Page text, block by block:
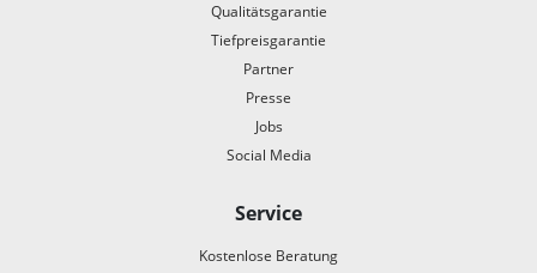
Qualitätsgarantie
Tiefpreisgarantie
Partner
Presse
Jobs
Social Media
Service
Kostenlose Beratung